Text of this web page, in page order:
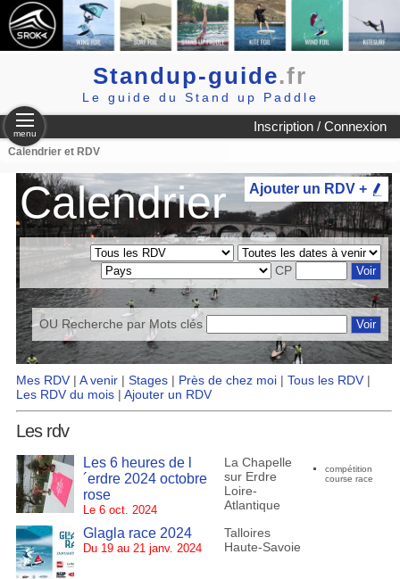
Standup-guide.fr
Le guide du Stand up Paddle
Inscription / Connexion
menu
Calendrier et RDV
Ajouter un RDV +
Calendrier
CP
OU Recherche par Mots clés
Mes RDV| A venir| Stages| Près de chez moi| Tous les RDV|
Les RDV du mois| Ajouter un RDV
Les rdv
Les 6 heures de l
´erdre 2024 octobre
rose
Le 6 oct. 2024
La Chapelle
sur Erdre
Loire-
Atlantique
compétition
course race
Glagla race 2024
Du 19 au 21 janv. 2024
Talloires
Haute-Savoie